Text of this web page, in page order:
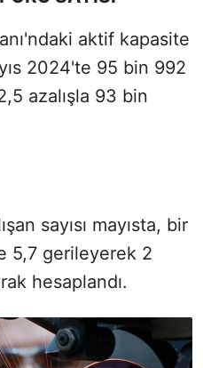
aktif kapasite
2024'te 95 bin 992
azalışla 93 bin
sayısı mayısta, bir
5,7 gerileyerek 2
hesaplandı.